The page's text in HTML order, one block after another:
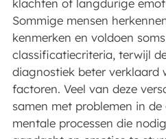
Sommige mensen
kenmerken en voldoen
classificatiecriteria, terwijl
diagnostiek beter verklaard
factoren. Veel van deze
samen met problemen in de
mentale processen die